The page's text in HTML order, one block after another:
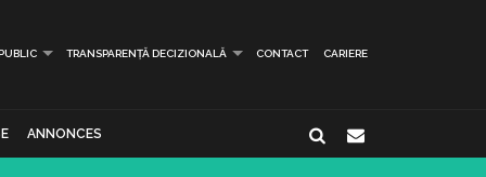
TRANSPARENȚĂ DECIZIONALĂ CONTACT CARIERE
ANNONCES